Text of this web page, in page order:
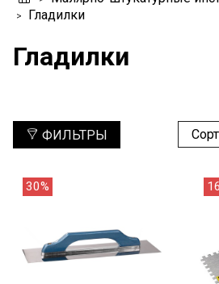
Гладилки
Гладилки
ФИЛЬТРЫ
30%